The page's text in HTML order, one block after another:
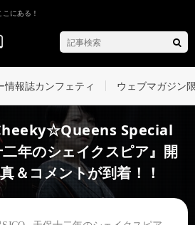
にある！
情報誌カンフェティ ウェブマガジン
Special
年のシェイクスピア』開
＆コメントが到着！！